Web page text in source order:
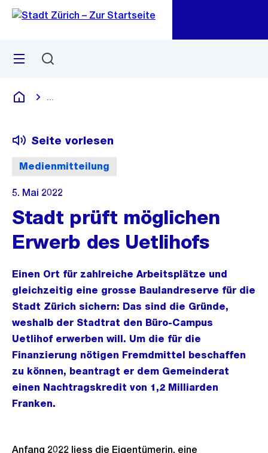
Navigation
Sprunglink
Menü
Deutsch
Medienmitteilung
Seite vorlesen
5. Mai 2022
Stadt prüft möglichen
Erwerb des Uetlihofs
Einen Ort für zahlreiche Arbeitsplätze und
gleichzeitig eine grosse Baulandreserve für die
Stadt Zürich sichern: Das sind die Gründe,
weshalb der Stadtrat den Büro-Campus
Uetlihof erwerben will. Um die für die
Finanzierung nötigen Fremdmittel beschaffen
zu können, beantragt er dem Gemeinderat
einen Nachtragskredit von 1,2 Milliarden
Franken.
Anfang 2022 liess die Eigentümerin, eine